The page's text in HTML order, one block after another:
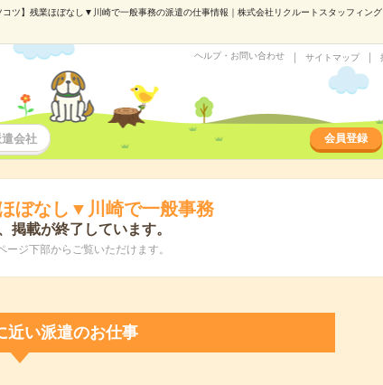
コツ】残業ほぼなし▼川崎で一般事務の派遣の仕事情報｜株式会社リクルートスタッフィング
ヘルプ・お問い合わせ サイトマップ
会社 会員登録
ぼなし▼川崎で一般事務
掲載が終了しています。
ジ下部からご覧いただけます。
近い派遣のお仕事